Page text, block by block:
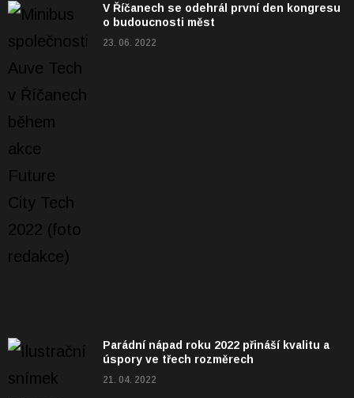
V Říčanech se odehrál první den kongresu
o budoucnosti měst
23. 06. 2022
Parádní nápad roku 2022 přináší kvalitu a
úspory ve třech rozměrech
21. 04. 2022